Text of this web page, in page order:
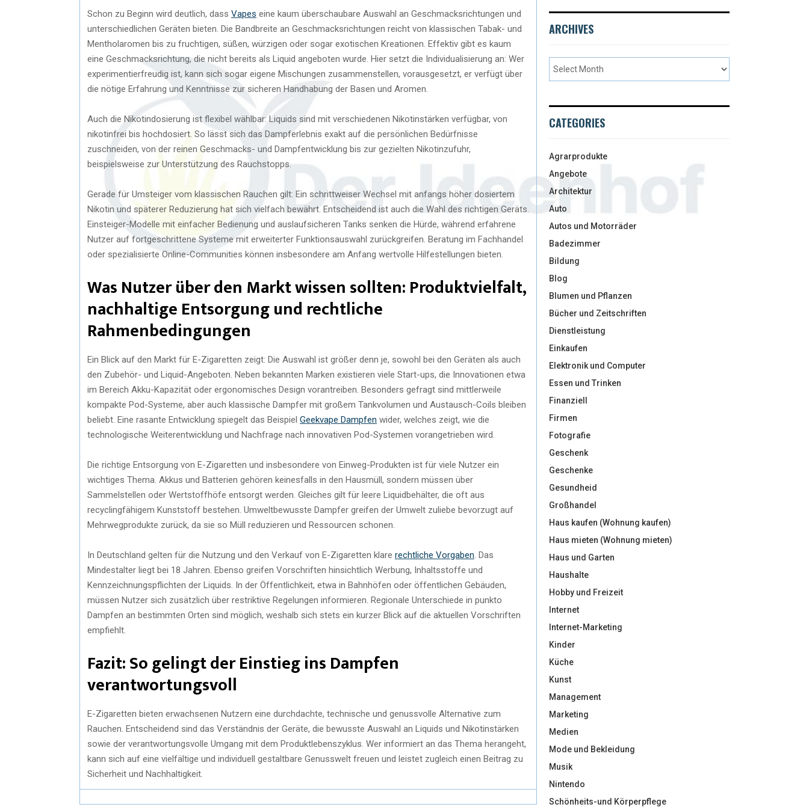
Schon zu Beginn wird deutlich, dass Vapes eine kaum überschaubare Auswahl an Geschmacksrichtungen und
unterschiedlichen Geräten bieten. Die Bandbreite an Geschmacksrichtungen reicht von klassischen Tabak- und
Mentholaromen bis zu fruchtigen, süßen, würzigen oder sogar exotischen Kreationen. Effektiv gibt es kaum
eine Geschmacksrichtung, die nicht bereits als Liquid angeboten wurde. Hier setzt die Individualisierung an: Wer
experimentierfreudig ist, kann sich sogar eigene Mischungen zusammenstellen, vorausgesetzt, er verfügt über
die nötige Erfahrung und Kenntnisse zur sicheren Handhabung der Basen und Aromen.
Auch die Nikotindosierung ist flexibel wählbar: Liquids sind mit verschiedenen Nikotinstärken verfügbar, von
nikotinfrei bis hochdosiert. So lässt sich das Dampferlebnis exakt auf die persönlichen Bedürfnisse
zuschneiden, von der reinen Geschmacks- und Dampfentwicklung bis zur gezielten Nikotinzufuhr,
beispielsweise zur Unterstützung des Rauchstopps.
Gerade für Umsteiger vom klassischen Rauchen gilt: Ein schrittweiser Wechsel mit anfangs höher dosiertem
Nikotin und späterer Reduzierung hat sich vielfach bewährt. Entscheidend ist auch die Wahl des richtigen Geräts.
Einsteiger-Modelle mit einfacher Bedienung und auslaufsicheren Tanks senken die Hürde, während erfahrene
Nutzer auf fortgeschrittene Systeme mit erweiterter Funktionsauswahl zurückgreifen. Beratung im Fachhandel
oder spezialisierte Online-Communities können insbesondere am Anfang wertvolle Hilfestellungen bieten.
Was Nutzer über den Markt wissen sollten: Produktvielfalt,
nachhaltige Entsorgung und rechtliche
Rahmenbedingungen
Ein Blick auf den Markt für E-Zigaretten zeigt: Die Auswahl ist größer denn je, sowohl bei den Geräten als auch
den Zubehör- und Liquid-Angeboten. Neben bekannten Marken existieren viele Start-ups, die Innovationen etwa
im Bereich Akku-Kapazität oder ergonomisches Design vorantreiben. Besonders gefragt sind mittlerweile
kompakte Pod-Systeme, aber auch klassische Dampfer mit großem Tankvolumen und Austausch-Coils bleiben
beliebt. Eine rasante Entwicklung spiegelt das Beispiel Geekvape Dampfen wider, welches zeigt, wie die
technologische Weiterentwicklung und Nachfrage nach innovativen Pod-Systemen vorangetrieben wird.
Die richtige Entsorgung von E-Zigaretten und insbesondere von Einweg-Produkten ist für viele Nutzer ein
wichtiges Thema. Akkus und Batterien gehören keinesfalls in den Hausmüll, sondern müssen über
Sammelstellen oder Wertstoffhöfe entsorgt werden. Gleiches gilt für leere Liquidbehälter, die oft aus
recyclingfähigem Kunststoff bestehen. Umweltbewusste Dampfer greifen der Umwelt zuliebe bevorzugt auf
Mehrwegprodukte zurück, da sie so Müll reduzieren und Ressourcen schonen.
In Deutschland gelten für die Nutzung und den Verkauf von E-Zigaretten klare rechtliche Vorgaben . Das
Mindestalter liegt bei 18 Jahren. Ebenso greifen Vorschriften hinsichtlich Werbung, Inhaltsstoffe und
Kennzeichnungspflichten der Liquids. In der Öffentlichkeit, etwa in Bahnhöfen oder öffentlichen Gebäuden,
müssen Nutzer sich zusätzlich über restriktive Regelungen informieren. Regionale Unterschiede in punkto
Dampfen an bestimmten Orten sind möglich, weshalb sich stets ein kurzer Blick auf die aktuellen Vorschriften
empfiehlt.
Fazit: So gelingt der Einstieg ins Dampfen
verantwortungsvoll
E-Zigaretten bieten erwachsenen Nutzern eine durchdachte, technische und genussvolle Alternative zum
Rauchen. Entscheidend sind das Verständnis der Geräte, die bewusste Auswahl an Liquids und Nikotinstärken
sowie der verantwortungsvolle Umgang mit dem Produktlebenszyklus. Wer informiert an das Thema herangeht,
kann sich auf eine vielfältige und individuell gestaltbare Genusswelt freuen und leistet zugleich einen Beitrag zu
Sicherheit und Nachhaltigkeit.
ARCHIVES
CATEGORIES
Agrarprodukte
Angebote
Architektur
Auto
Autos und Motorräder
Badezimmer
Bildung
Blog
Blumen und Pflanzen
Bücher und Zeitschriften
Dienstleistung
Einkaufen
Elektronik und Computer
Essen und Trinken
Finanziell
Firmen
Fotografie
Geschenk
Geschenke
Gesundheid
Großhandel
Haus kaufen (Wohnung kaufen)
Haus mieten (Wohnung mieten)
Haus und Garten
Haushalte
Hobby und Freizeit
Internet
Internet-Marketing
Kinder
Küche
Kunst
Management
Marketing
Medien
Mode und Bekleidung
Musik
Nintendo
Schönheits-und Körperpflege